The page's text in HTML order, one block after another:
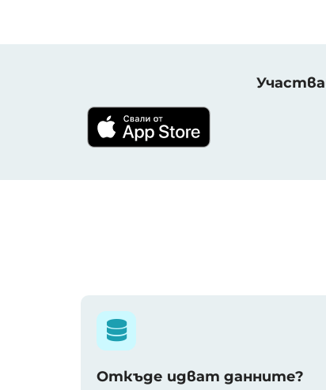
Откъде идват данните?